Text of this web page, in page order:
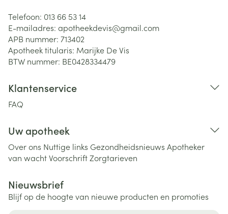
Telefoon: 013 66 53 14
E-mailadres: apotheekdevis@gmail.com
APB nummer: 713402
Apotheek titularis: Marijke De Vis
BTW nummer: BE0428334479
Klantenservice
FAQ
Uw apotheek
Over ons Nuttige links Gezondheidsnieuws Apotheker
van wachtVoorschriftZorgtarieven
Nieuwsbrief
Blijf op de hoogte van nieuwe producten en promoties